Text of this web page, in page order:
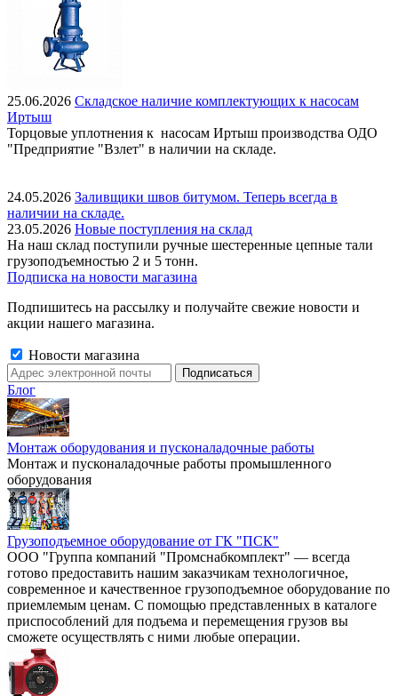
25.06.2026 Складское наличие комплектующих к насосам
Иртыш
Торцовые уплотнения к насосам Иртыш производства ОДО
"Предприятие "Взлет" в наличии на складе.
24.05.2026 Заливщики швов битумом. Теперь всегда в
наличии на складе.
23.05.2026 Новые поступления на склад
На наш склад поступили ручные шестеренные цепные тали
грузоподъемностью 2 и 5 тонн.
Подписка на новости магазина
Подпишитесь на рассылку и получайте свежие новости и
акции нашего магазина.
Новости магазина
Блог
Монтаж оборудования и пусконаладочные работы
Монтаж и пусконаладочные работы промышленного
оборудования
Грузоподъемное оборудование от ГК "ПСК"
ООО "Группа компаний "Промснабкомплект" — всегда
готово предоставить нашим заказчикам технологичное,
современное и качественное грузоподъемное оборудование по
приемлемым ценам. С помощью представленных в каталоге
приспособлений для подъема и перемещения грузов вы
сможете осуществлять с ними любые операции.